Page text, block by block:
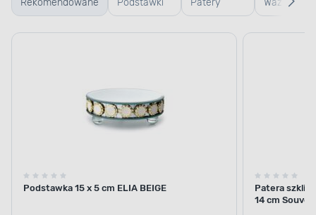
Rekomendowane Podstawki
dekoracyjne
Patery
dekoracyjne
Wazony
ceramiczne
Podstawka 15 x 5 cm ELIA BEIGE
Patera
14 cm